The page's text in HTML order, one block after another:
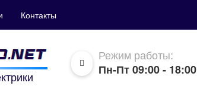
Контакты
Режим работы:
Пн-Пт 09:00 - 18:00